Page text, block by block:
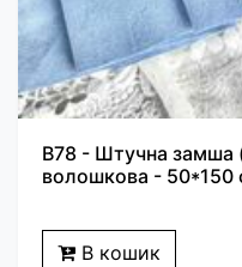
B78 - Штучна замша
волошкова - 50*150
В кошик